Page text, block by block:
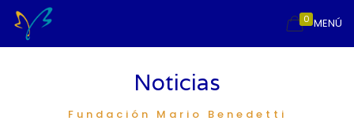
MENÚ
0
Noticias
Fundación Mario Benedetti